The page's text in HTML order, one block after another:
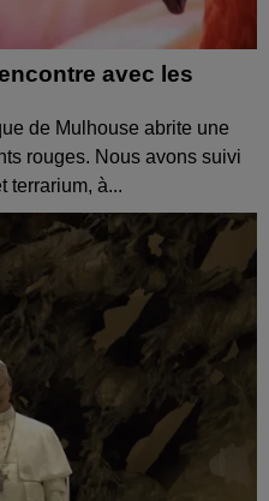
avec les
de Mulhouse abrite une
rouges. Nous avons suivi
terrarium, à...